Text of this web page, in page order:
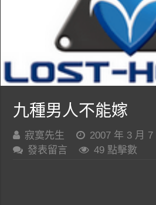
九種男人不能嫁
寂寞先生 2007 年 3 月 7
發表留言
49 點擊數